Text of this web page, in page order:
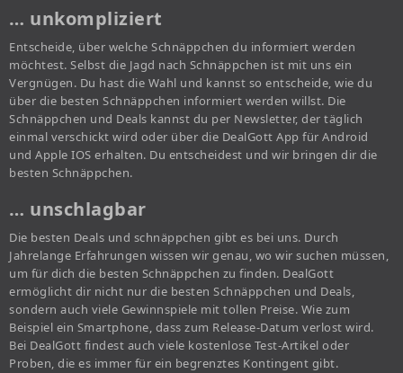
… unkompliziert
Entscheide, über welche Schnäppchen du informiert werden
möchtest. Selbst die Jagd nach Schnäppchen ist mit uns ein
Vergnügen. Du hast die Wahl und kannst so entscheide, wie du
über die besten Schnäppchen informiert werden willst. Die
Schnäppchen und Deals kannst du per Newsletter, der täglich
einmal verschickt wird oder über die DealGott App für Android
und Apple IOS erhalten. Du entscheidest und wir bringen dir die
besten Schnäppchen.
… unschlagbar
Die besten Deals und schnäppchen gibt es bei uns. Durch
Jahrelange Erfahrungen wissen wir genau, wo wir suchen müssen,
um für dich die besten Schnäppchen zu finden. DealGott
ermöglicht dir nicht nur die besten Schnäppchen und Deals,
sondern auch viele Gewinnspiele mit tollen Preise. Wie zum
Beispiel ein Smartphone, dass zum Release-Datum verlost wird.
Bei DealGott findest auch viele kostenlose Test-Artikel oder
Proben, die es immer für ein begrenztes Kontingent gibt.